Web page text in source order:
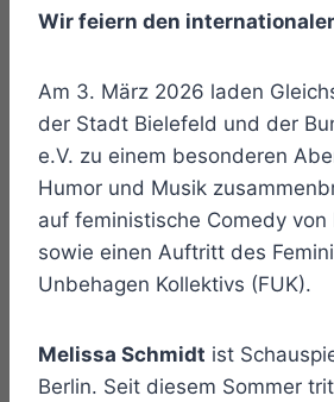
Wir feiern den
Am 3. März 2026 laden
der Stadt Bielefeld und der
e.V. zu einem besonderen
Humor und Musik
auf feministische Comedy
sowie einen Auftritt des
Unbehagen Kollektivs (FUK).
Melissa Schmidt ist
Berlin. Seit diesem Sommer